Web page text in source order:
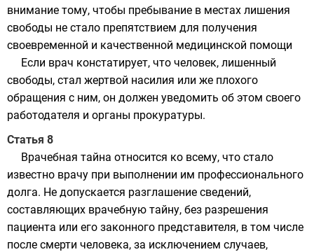
внимание тому, чтобы пребывание в местах лишения
свободы не стало препятствием для получения
своевременной и качественной медицинской помощи
Если врач констатирует, что человек, лишенный
свободы, стал жертвой насилия или же плохого
обращения с ним, он должен уведомить об этом своего
работодателя и органы прокуратуры.
Статья 8
Врачебная тайна относится ко всему, что стало
известно врачу при выполнении им профессионального
долга. Не допускается разглашение сведений,
составляющих врачебную тайну, без разрешения
пациента или его законного представителя, в том числе
после смерти человека, за исключением случаев,